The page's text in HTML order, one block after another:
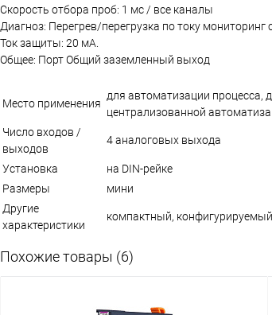
Скорость отбора проб: 1 мс / все каналы
Диагноз: Перегрев/перегрузка по току мониторинг
Ток защиты: 20 мА.
Общее: Порт Общий заземленный выход
Место применения
для автоматизации процесса,
централизованной
Число входов /
выходов
4 аналоговых выхода
Установка
на DIN-рейке
Размеры
мини
Другие
характеристики
компактный,
Похожие товары (6)